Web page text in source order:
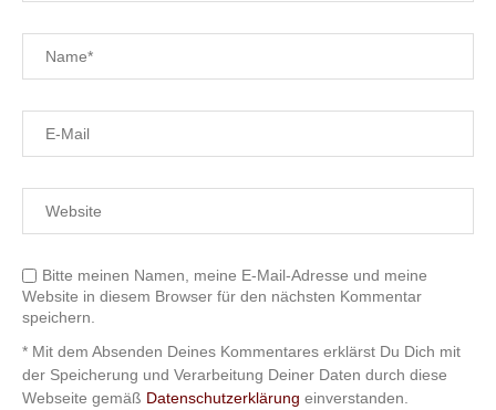
Bitte meinen Namen, meine E-Mail-Adresse und meine
Website in diesem Browser für den nächsten Kommentar
speichern.
* Mit dem Absenden Deines Kommentares erklärst Du Dich mit
der Speicherung und Verarbeitung Deiner Daten durch diese
Webseite gemäß Datenschutzerklärung einverstanden.